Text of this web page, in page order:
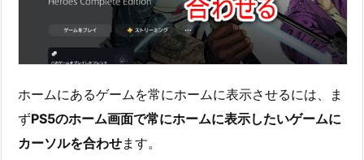
ホームにあるゲームを常にホームに表示させるには、ま
ずPS5のホーム画面で常にホームに表示したいゲームに
カーソルを合わせます。